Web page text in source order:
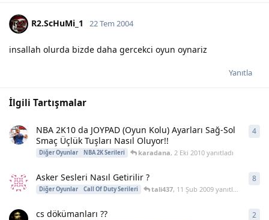
R2.ScHuMi_1 22 Tem 2004
insallah olurda bizde daha gercekci oyun oynariz
Yanıtla
İlgili Tartışmalar
NBA 2K10 da JOYPAD (Oyun Kolu) Ayarları Sağ-Sol
Smaç Üçlük Tuşları Nasıl Oluyor!!
Diğer Oyunlar NBA 2K Serileri karadana, 2 Eki 2010yanıtladı
4
Asker Sesleri Nasıl Getirilir ?
Diğer Oyunlar Call Of Duty Serileri tali437, 11 Şub 2009yanıtladı
8
cs dökümanları ?? 2